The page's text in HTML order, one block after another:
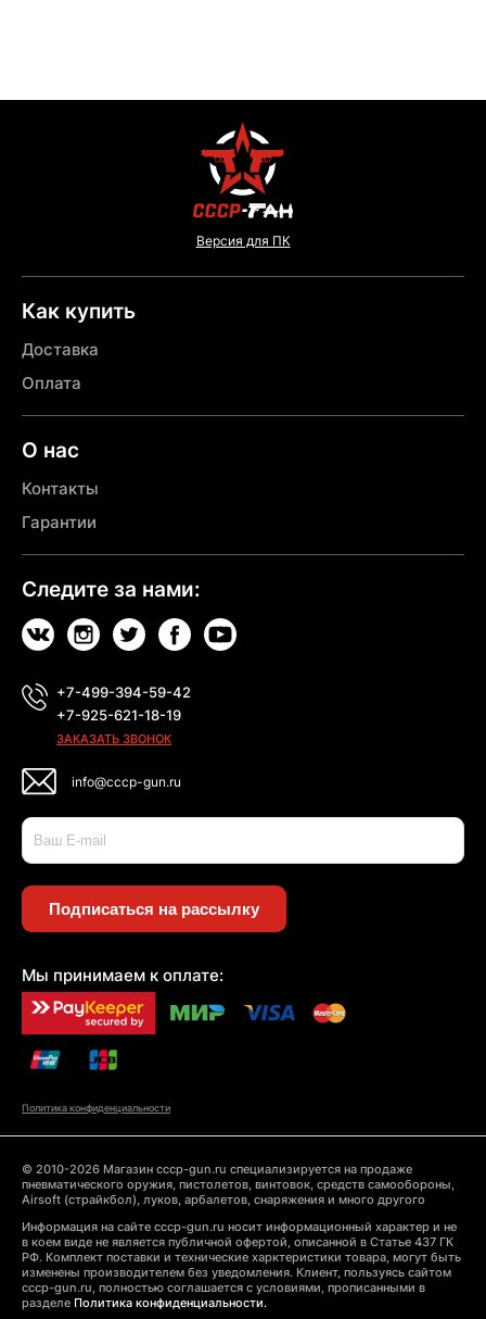
Версия для ПК
Как купить
Доставка
Оплата
О нас
Контакты
Гарантии
Следите за нами:
+7-499-394-59-42
+7-925-621-18-19
ЗАКАЗАТЬ ЗВОНОК
info@cccp-gun.ru
Подписаться на рассылку
Мы принимаем к оплате:
Политика конфиденциальности
© 2010-2026 Магазин cccp-gun.ru специализируется на продаже
пневматического оружия, пистолетов, винтовок, средств самообороны,
Airsoft (страйкбол), луков, арбалетов, снаряжения и много другого
Информация на сайте cccp-gun.ru носит информационный характер и не
в коем виде не является публичной офертой, описанной в Статье 437 ГК
РФ. Комплект поставки и технические харктеристики товара, могут быть
изменены производителем без уведомления. Клиент, пользуясь сайтом
cccp-gun.ru, полностью соглашается с условиями, прописанными в
разделе Политика конфиденциальности.